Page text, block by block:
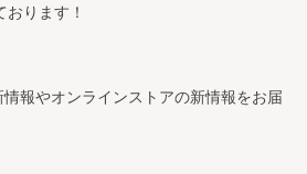
ります！
情報やオンラインストアの新情報をお届